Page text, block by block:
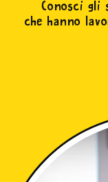
Conosci gli
che hanno